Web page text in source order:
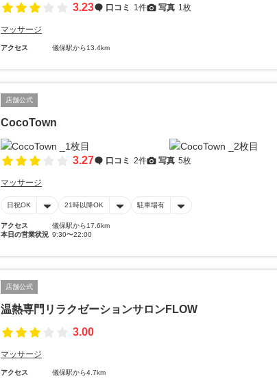
3.23 口コミ 1件 写真 1枚
マッサージ
アクセス 儀保駅から13.4km
店舗公式
CocoTown
3.27 口コミ 2件 写真 5枚
マッサージ
日祝OK 21時以降OK 駐車場有
アクセス
儀保駅から17.6km
本日の営業状況 9:30〜22:00
店舗公式
温熱専門リラクゼーションサロンFLOW
3.00
マッサージ
アクセス 儀保駅から4.7km